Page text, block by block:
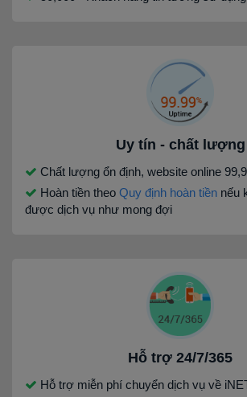
Uy tín - chất lượng
Chất lượng ổn định, website online
Hoàn tiền theo Quy định hoàn tiền nếu
được dịch vụ như mong đợi
Hỗ trợ 24/7/365
Hỗ trợ miễn phí chuyển dịch vụ về